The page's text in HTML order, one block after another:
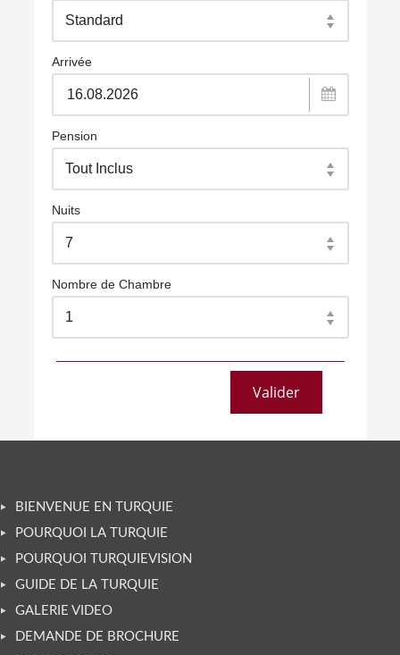
Arrivée
Pension
Nuits
Nombre de Chambre
BIENVENUE EN TURQUIE
POURQUOI LA TURQUIE
POURQUOI TURQUIEVISION
GUIDE DE LA TURQUIE
GALERIE VIDEO
DEMANDE DE BROCHURE